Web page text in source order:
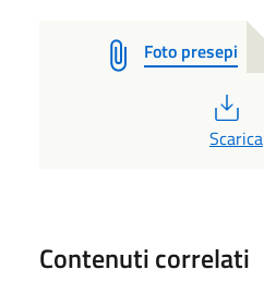
Foto presepi
PDF
Scarica
Contenuti correlati